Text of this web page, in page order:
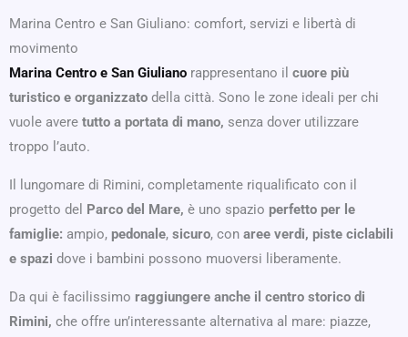
Marina Centro e San Giuliano: comfort, servizi e libertà di
movimento
Marina Centro e San Giuliano rappresentano il cuore più
turistico e organizzato della città. Sono le zone ideali per chi
vuole avere tutto a portata di mano, senza dover utilizzare
troppo l’auto.
Il lungomare di Rimini, completamente riqualificato con il
progetto del
Parco del Mare, è uno spazio perfetto per le
famiglie: ampio, pedonale, sicuro, con aree verdi, piste ciclabili
e spazi dove i bambini possono muoversi liberamente.
Da qui è facilissimo raggiungere anche il centro storico di
Rimini, che offre un’interessante alternativa al mare: piazze,